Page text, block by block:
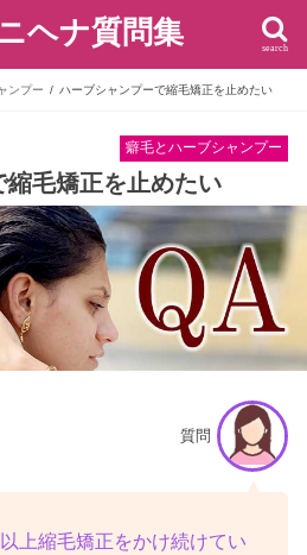
ヘナ質問集 search
ンプー ハーブシャンプーで縮毛矯正を止めたい
癖毛とハーブシャンプー
毛矯正を止めたい
質問
上縮毛矯正をかけ続けてい